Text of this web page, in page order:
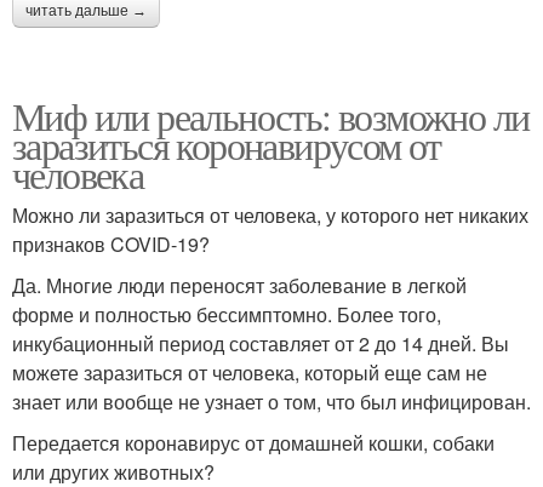
читать дальше →
Миф или реальность: возможно ли
заразиться коронавирусом от
человека
Можно ли заразиться от человека, у которого нет никаких
признаков COVID-19?
Да. Многие люди переносят заболевание в легкой
форме и полностью бессимптомно. Более того,
инкубационный период составляет от 2 до 14 дней. Вы
можете заразиться от человека, который еще сам не
знает или вообще не узнает о том, что был инфицирован.
Передается коронавирус от домашней кошки, собаки
или других животных?